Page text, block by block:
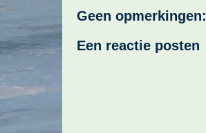
Geen opmerkingen:
Een reactie posten